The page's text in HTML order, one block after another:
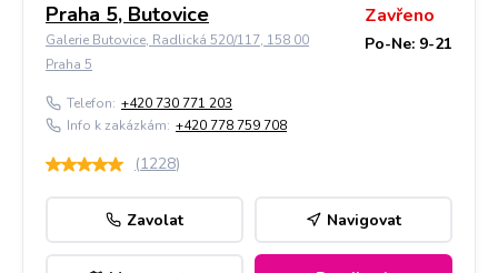
Praha 5, Butovice
Galerie Butovice, Radlická 520/117, 158 00
Praha 5
Zavřeno
Po-Ne: 9-21
Telefon: +420 730 771 203
Info k zakázkám: +420 778 759 708
(1228)
Zavolat Navigovat